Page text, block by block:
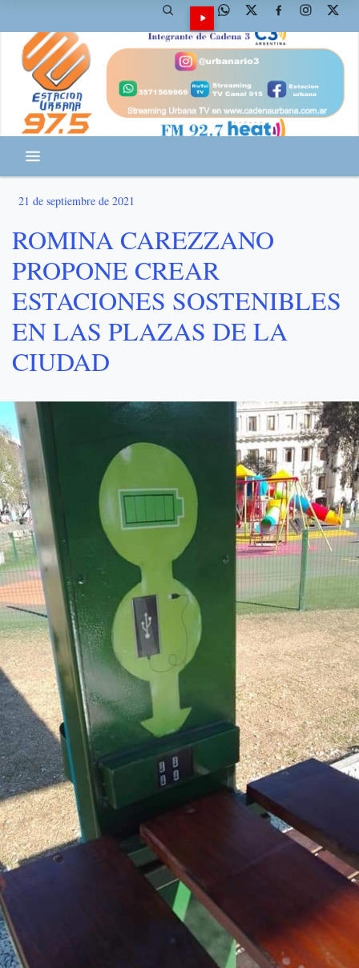
21 de septiembre de 2021
ROMINA CAREZZANO
PROPONE CREAR
ESTACIONES SOSTENIBLES
EN LAS PLAZAS DE LA
CIUDAD